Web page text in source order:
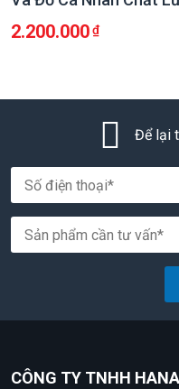
2.200.000
Để lại
CÔNG TY TNHH